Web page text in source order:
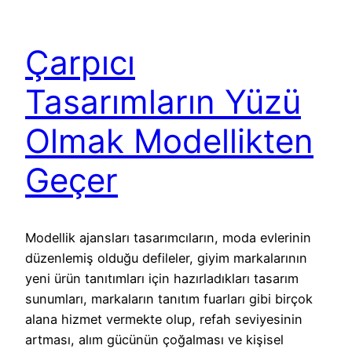
Çarpıcı
Tasarımların Yüzü
Olmak Modellikten
Geçer
Modellik ajansları tasarımcıların, moda evlerinin
düzenlemiş olduğu defileler, giyim markalarının
yeni ürün tanıtımları için hazırladıkları tasarım
sunumları, markaların tanıtım fuarları gibi birçok
alana hizmet vermekte olup, refah seviyesinin
artması, alım gücünün çoğalması ve kişisel